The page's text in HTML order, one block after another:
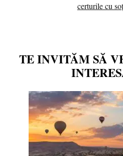
certurile cu
TE INVITĂM SĂ